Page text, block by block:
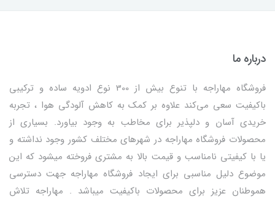
درباره ما
فروشگاه مهاراجه با تنوع بیش از 300 نوع ادویه ساده و ترکیبی
باکیفیت سعی می‌کند علاوه بر کمک به کاهش آلودگی هوا ، تجربه
خریدی آسان و دلپذیر برای مخاطب به وجود بیاورد. بسیاری از
محصولات فروشگاه مهاراجه در شهرهای مختلف کشور وجود نداشته و
یا با کیفیتی نامناسب و قیمت بالا به مشتری فروخته میشود که این
موضوع دلیل مناسبی برای ایجاد فروشگاه مهاراجه جهت دسترسی
هموطنان عزیز برای محصولات باکیفیت میباشد . مهاراجه تلاش